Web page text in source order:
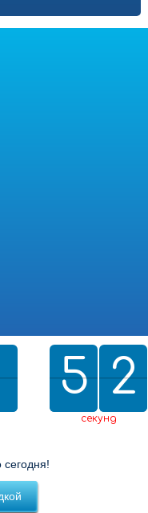
0
5
5
0 2
1
1
2
секунд
сегодня!